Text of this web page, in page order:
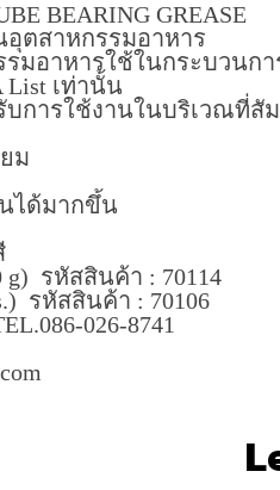
BEARING GREASE
ตสาหกรรมอาหาร
รมอาหารใช้ในกระบวนก
List เท่านั้น
บการใช้งานในบริเวณที่สั
ม
นได้มากขึ้น
g) รหัสสินค้า : 70114
รหัสสินค้า : 70106
026-8741